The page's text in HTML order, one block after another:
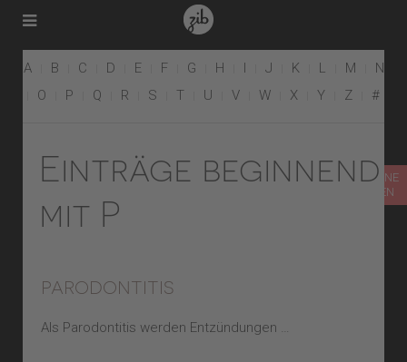
TERMIN ONLINE
VEREINBAREN
A B C D E F G H I J K L M
N
O
P Q R S T U V W X Y Z #
Einträge beginnend
mit P
parodontitis
Als Parodontitis werden Entzündungen …